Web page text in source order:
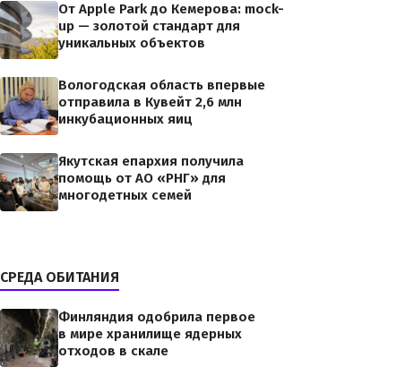
От Apple Park до Кемерова: mock-
up — золотой стандарт для
уникальных объектов
Вологодская область впервые
отправила в Кувейт 2,6 млн
инкубационных яиц
Якутская епархия получила
помощь от АО «РНГ» для
многодетных семей
СРЕДА ОБИТАНИЯ
Финляндия одобрила первое
в мире хранилище ядерных
отходов в скале